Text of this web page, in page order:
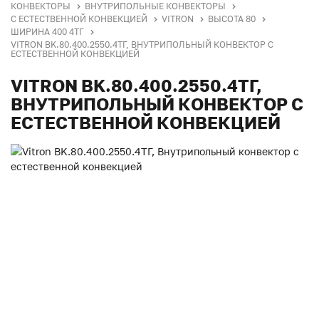
КОНВЕКТОРЫ
ВНУТРИПОЛЬНЫЕ КОНВЕКТОРЫ
С ЕСТЕСТВЕННОЙ КОНВЕКЦИЕЙ
VITRON
ВЫСОТА 80
ШИРИНА 400 4ТГ
VITRON BK.80.400.2550.4ТГ, ВНУТРИПОЛЬНЫЙ КОНВЕКТОР С
ЕСТЕСТВЕННОЙ КОНВЕКЦИЕЙ
VITRON BK.80.400.2550.4ТГ,
ВНУТРИПОЛЬНЫЙ КОНВЕКТОР С
ЕСТЕСТВЕННОЙ КОНВЕКЦИЕЙ